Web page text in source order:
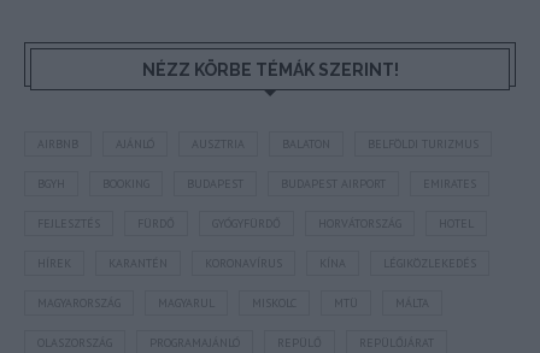
NÉZZ KÖRBE TÉMÁK SZERINT!
AUSZTRIA BALATON BELFÖLDI TURIZMUS
BUDAPEST BUDAPEST AIRPORT EMIRATES
FEJLESZTÉS HORVÁTORSZÁG HOTEL
KARANTÉN LÉGIKÖZLEKEDÉS
MAGYARORSZÁG MTÜ MÁLTA
OLASZORSZÁG REPÜLŐJÁRAT